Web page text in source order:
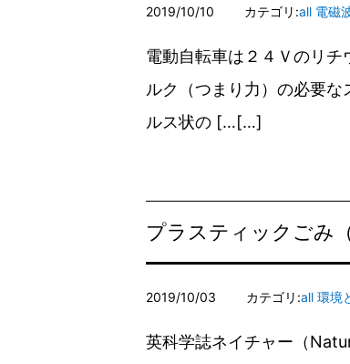
2019/10/10 カテゴリ:all 電磁
電動自転車は２４Ｖのリチ
ルク（つまり力）の必要
ルス状の […
プラスティックごみ
2019/10/03 カテゴリ:all 環境
英科学誌ネイチャー（